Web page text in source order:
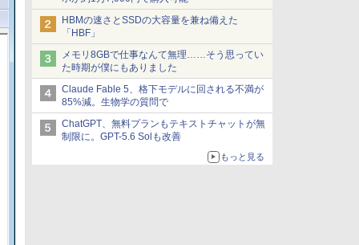
HBMの速さとSSDの大容量を兼ね備えた
「HBF」
メモリ8GBで仕事なんて無理……そう思ってい
た時期が僕にもありました
Claude Fable 5、格下モデルに回される不満が
85%減。生物学の質問で
ChatGPT、無料プランもテキストチャットが無
制限に。GPT-5.6 Solも改善
もっと見る